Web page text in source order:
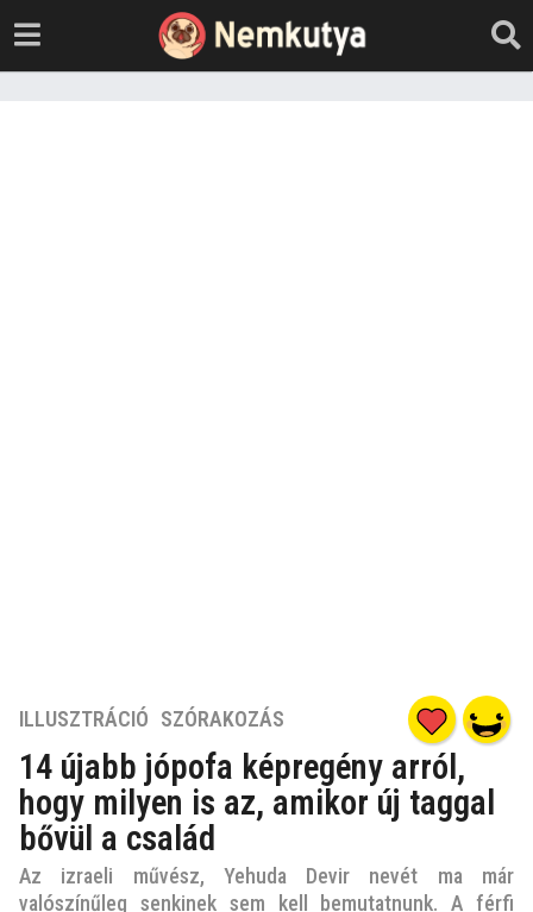
7
v
e
z
e
l
ILLUSZTRÁCIÓ ,SZÓRAKOZÁS
14 újabb jópofa képregény arról,
hogy milyen is az, amikor új taggal
bővül a család
Az izraeli művész, Yehuda Devir nevét ma már
valószínűleg senkinek sem kell bemutatnunk. A férfi